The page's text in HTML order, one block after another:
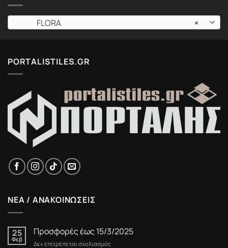
×
FLORA
PORTALISTILES.GR
ΝΕΑ / ΑΝΑΚΟΙΝΩΣΕΙΣ
25
Φεβ
Προσφορές έως 15/3/2025
Δεν επιτρέπεται σχολιασμόςστο